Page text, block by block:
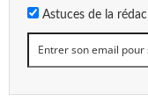
Astuces de la rédac